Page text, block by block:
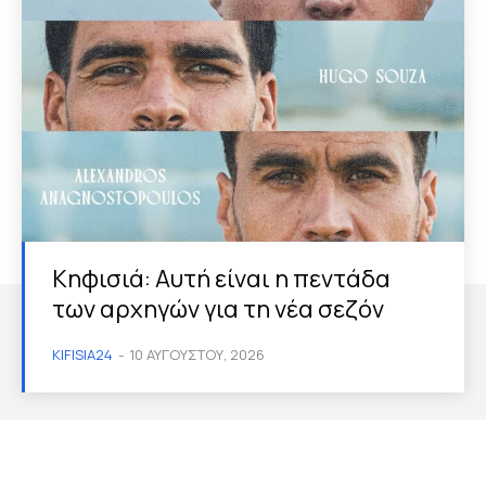
Κηφισιά: Αυτή είναι η πεντάδα
των αρχηγών για τη νέα σεζόν
KIFISIA24 - 10 ΑΥΓΟΎΣΤΟΥ, 2026